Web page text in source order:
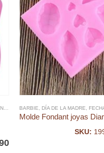
MOLDE FONDANT,UNICORNIO
BARBIE DÍA DE LA MADRE
SKU: